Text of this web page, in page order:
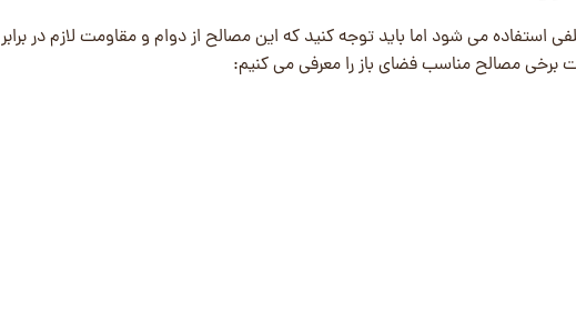
استفاده می شود اما باید توجه کنید که این مصالح از دوام و مقاومت لازم در برابر
برخی مصالح مناسب فضای باز را معرفی می کنیم: